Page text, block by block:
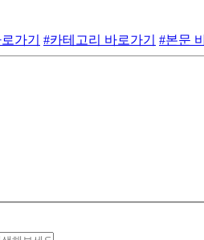
가기 #카테고리 바로가기 #본문